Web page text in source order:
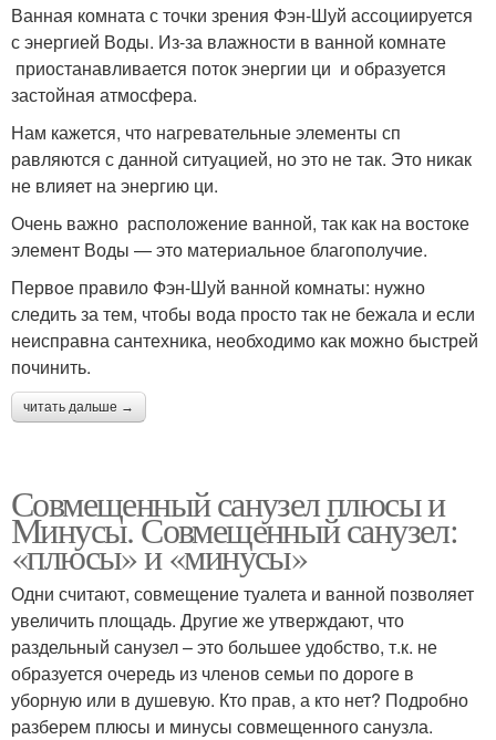
Ванная комната с точки зрения Фэн-Шуй ассоциируется
с энергией Воды. Из-за влажности в ванной комнате
приостанавливается поток энергии ци и образуется
застойная атмосфера.
Нам кажется, что нагревательные элементы сп
равляются с данной ситуацией, но это не так. Это никак
не влияет на энергию ци.
Очень важно расположение ванной, так как на востоке
элемент Воды — это материальное благополучие.
Первое правило Фэн-Шуй ванной комнаты: нужно
следить за тем, чтобы вода просто так не бежала и если
неисправна сантехника, необходимо как можно быстрей
починить.
читать дальше →
Совмещенный санузел плюсы и
Минусы. Совмещенный санузел:
«плюсы» и «минусы»
Одни считают, совмещение туалета и ванной позволяет
увеличить площадь. Другие же утверждают, что
раздельный санузел – это большее удобство, т.к. не
образуется очередь из членов семьи по дороге в
уборную или в душевую. Кто прав, а кто нет? Подробно
разберем плюсы и минусы совмещенного санузла.